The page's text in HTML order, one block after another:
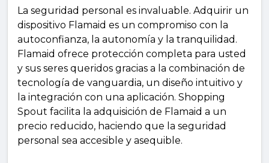
La seguridad personal es invaluable. Adquirir un
dispositivo Flamaid es un compromiso con la
autoconfianza, la autonomía y la tranquilidad.
Flamaid ofrece protección completa para usted
y sus seres queridos gracias a la combinación de
tecnología de vanguardia, un diseño intuitivo y
la integración con una aplicación. Shopping
Spout facilita la adquisición de Flamaid a un
precio reducido, haciendo que la seguridad
personal sea accesible y asequible.